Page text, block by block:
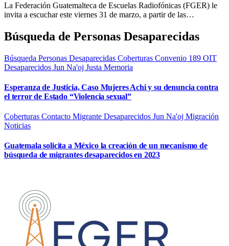
La Federación Guatemalteca de Escuelas Radiofónicas (FGER) le
invita a escuchar este viernes 31 de marzo, a partir de las…
Búsqueda de Personas Desaparecidas
Búsqueda Personas Desaparecidas Coberturas Convenio 189 OIT
Desaparecidos Jun Na'oj Justa Memoria
Esperanza de Justicia, Caso Mujeres Achi y su denuncia contra
el terror de Estado “Violencia sexual”
Coberturas Contacto Migrante Desaparecidos Jun Na'oj Migración
Noticias
Guatemala solicita a México la creación de un mecanismo de
búsqueda de migrantes desaparecidos en 2023